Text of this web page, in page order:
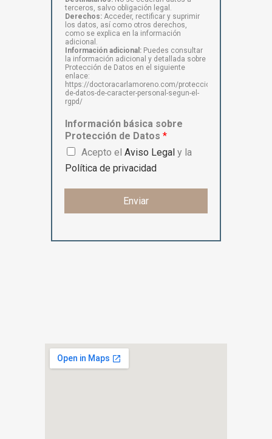
terceros, salvo obligación legal.
Derechos: Acceder, rectificar y suprimir
los datos, así como otros derechos,
como se explica en la información
adicional.
Información adicional: Puedes consultar
la información adicional y detallada sobre
Protección de Datos en el siguiente
enlace:
https://doctoracarlamoreno.com/proteccion-
de-datos-de-caracter-personal-segun-el-
rgpd/
Información básica sobre
Protección de Datos *
Acepto el Aviso Legal y la
Política de privacidad
Enviar